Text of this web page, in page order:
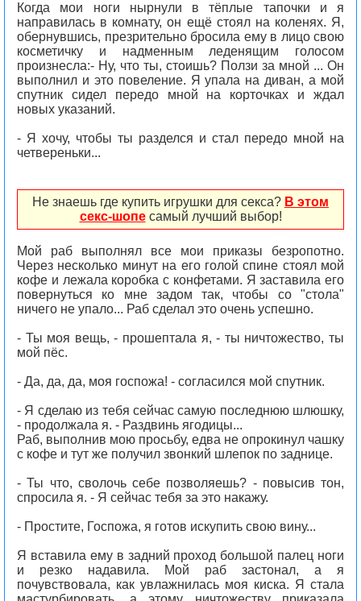
Когда мои ноги нырнули в тёплые тапочки и я
направилась в комнату, он ещё стоял на коленях. Я,
обернувшись, презрительно бросила ему в лицо свою
косметичку и надменным леденящим голосом
произнесла:- Ну, что ты, стоишь? Ползи за мной ... Он
выполнил и это повеление. Я упала на диван, а мой
спутник сидел передо мной на корточках и ждал
новых указаний.
- Я хочу, чтобы ты разделся и стал передо мной на
четвереньки...
Не знаешь где купить игрушки для секса? В этом
секс-шопесамый лучший выбор!
Мой раб выполнял все мои приказы безропотно.
Через несколько минут на его голой спине стоял мой
кофе и лежала коробка с конфетами. Я заставила его
повернуться ко мне задом так, чтобы со "стола"
ничего не упало... Раб сделал это очень успешно.
- Ты моя вещь, - прошептала я, - ты ничтожество, ты
мой пёс.
- Да, да, да, моя госпожа! - согласился мой спутник.
- Я сделаю из тебя сейчас самую последнюю шлюшку,
- продолжала я. - Раздвинь ягодицы...
Раб, выполнив мою просьбу, едва не опрокинул чашку
с кофе и тут же получил звонкий шлепок по заднице.
- Ты что, сволочь себе позволяешь? - повысив тон,
спросила я. - Я сейчас тебя за это накажу.
- Простите, Госпожа, я готов искупить свою вину...
Я вставила ему в задний проход большой палец ноги
и резко надавила. Мой раб застонал, а я
почувствовала, как увлажнилась моя киска. Я стала